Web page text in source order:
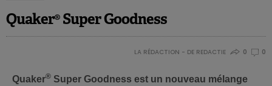
Quaker® Super Goodness
LA RÉDACTION - DE REDACTIE 0 0
Quaker® Super Goodness est un nouveau mélange